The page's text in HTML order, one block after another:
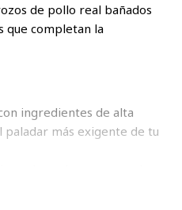
de pollo real bañados
que completan la
ingredientes de alta
paladar más exigente de tu
los sentidos de tu felino.